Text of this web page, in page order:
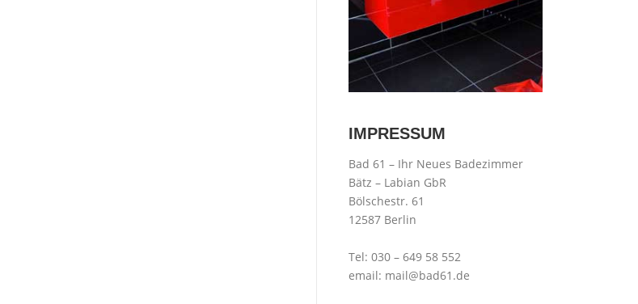
IMPRESSUM
Bad 61 – Ihr Neues Badezimmer
Bätz – Labian GbR
Bölschestr. 61
12587 Berlin
Tel: 030 – 649 58 552
email: mail@bad61.de